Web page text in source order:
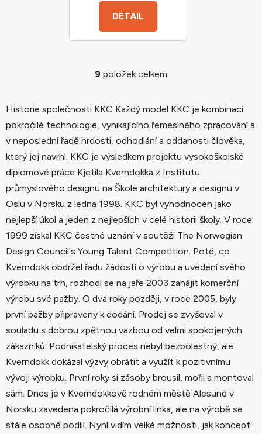
DETAIL
O
l
á
d
a
c
í
p
r
v
k
y
v
p
i
s
u
9 položek celkem
Historie společnosti KKC Každý model KKC je kombinací
pokročilé technologie, vynikajícího řemeslného zpracování a
v neposlední řadě hrdosti, odhodlání a oddanosti člověka,
který jej navrhl. KKC je výsledkem projektu vysokoškolské
diplomové práce Kjetila Kverndokka z Institutu
průmyslového designu na Škole architektury a designu v
Oslu v Norsku z ledna 1998. KKC byl vyhodnocen jako
nejlepší úkol a jeden z nejlepších v celé historii školy. V roce
1999 získal KKC čestné uznání v soutěži The Norwegian
Design Council's Young Talent Competition. Poté, co
Kverndokk obdržel řadu žádostí o výrobu a uvedení svého
výrobku na trh, rozhodl se na jaře 2003 zahájit komerční
výrobu své pažby. O dva roky později, v roce 2005, byly
první pažby připraveny k dodání. Prodej se zvyšoval v
souladu s dobrou zpětnou vazbou od velmi spokojených
zákazníků. Podnikatelský proces nebyl bezbolestný, ale
Kverndokk dokázal výzvy obrátit a využít k pozitivnímu
vývoji výrobku. První roky si zásoby brousil, mořil a montoval
sám. Dnes je v Kverndokkově rodném městě Alesund v
Norsku zavedena pokročilá výrobní linka, ale na výrobě se
stále osobně podílí. Nyní vidím velké možnosti, jak koncept